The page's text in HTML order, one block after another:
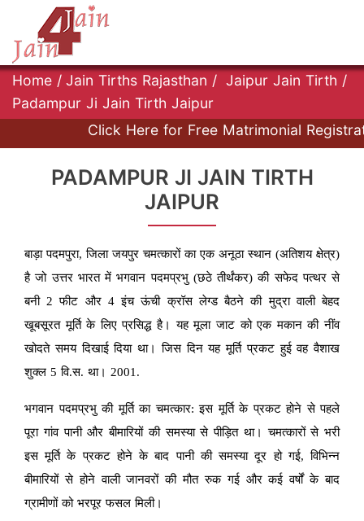
Home / Jain Tirths Rajasthan / Jaipur Jain Tirth /
Padampur Ji Jain Tirth Jaipur
Click Here for Free Matrimonial Registration
PADAMPUR JI JAIN TIRTH
JAIPUR
बाड़ा पदमपुरा, जिला जयपुर चमत्कारों का एक अनूठा स्थान (अतिशय क्षेत्र)
है जो उत्तर भारत में भगवान पदमप्रभु (छठे तीर्थंकर) की सफेद पत्थर से
बनी 2 फीट और 4 इंच ऊंची क्रॉस लेग्ड बैठने की मुद्रा वाली बेहद
खूबसूरत मूर्ति के लिए प्रसिद्ध है। यह मूला जाट को एक मकान की नींव
खोदते समय दिखाई दिया था। जिस दिन यह मूर्ति प्रकट हुई वह वैशाख
शुक्ल 5 वि.स. था। 2001.
भगवान पदमप्रभु की मूर्ति का चमत्कार: इस मूर्ति के प्रकट होने से पहले
पूरा गांव पानी और बीमारियों की समस्या से पीड़ित था। चमत्कारों से भरी
इस मूर्ति के प्रकट होने के बाद पानी की समस्या दूर हो गई, विभिन्न
बीमारियों से होने वाली जानवरों की मौत रुक गई और कई वर्षों के बाद
ग्रामीणों को भरपूर फसल मिली।